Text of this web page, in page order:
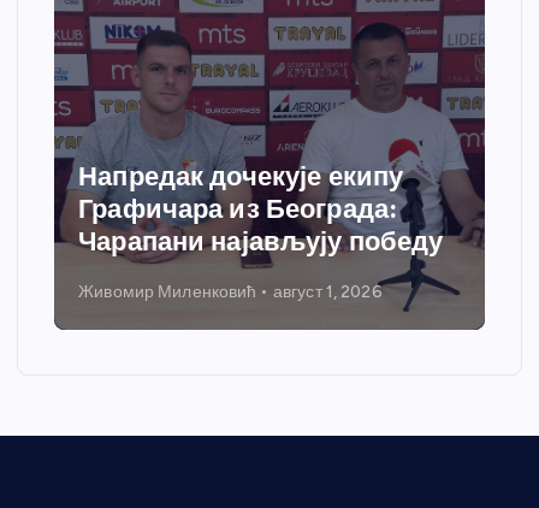
Напредак дочекује екипу
Графичара из Београда:
Чарапани најављују победу
Живомир Миленковић август 1, 2026